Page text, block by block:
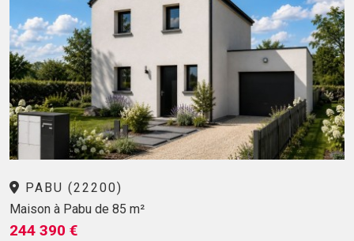
PABU (22200)
Maison à Pabu de 85 m²
244 390 €